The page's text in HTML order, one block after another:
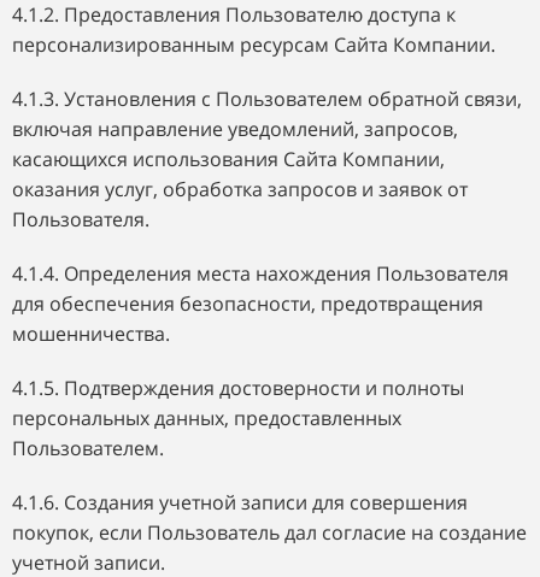
4.1.2. Предоставления Пользователю доступа к
персонализированным ресурсам Сайта Компании.
4.1.3. Установления с Пользователем обратной связи,
включая направление уведомлений, запросов,
касающихся использования Сайта Компании,
оказания услуг, обработка запросов и заявок от
Пользователя.
4.1.4. Определения места нахождения Пользователя
для обеспечения безопасности, предотвращения
мошенничества.
4.1.5. Подтверждения достоверности и полноты
персональных данных, предоставленных
Пользователем.
4.1.6. Создания учетной записи для совершения
покупок, если Пользователь дал согласие на создание
учетной записи.